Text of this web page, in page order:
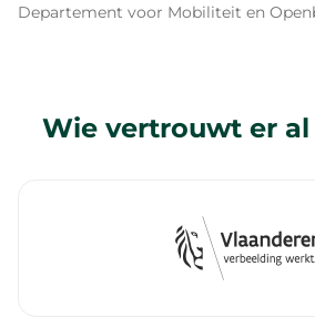
Departement voor Mobiliteit en
Wie vertrouwt er al